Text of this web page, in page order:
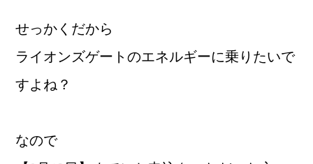
せっかくだから
ライオンズゲートのエネルギーに乗りたいで
すよね？
なので